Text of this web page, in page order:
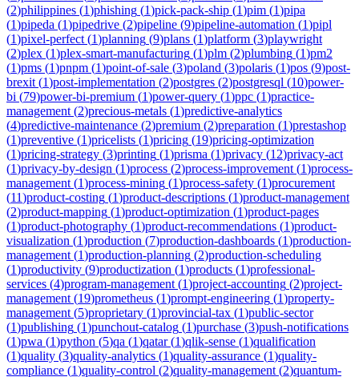
(2)philippines (1)phishing (1)pick-pack-ship (1)pim (1)pipa
(1)pipeda (1)pipedrive (2)pipeline (9)pipeline-automation (1)pipl
(1)pixel-perfect (1)planning (9)plans (1)platform (3)playwright
(2)plex (1)plex-smart-manufacturing (1)plm (2)plumbing (1)pm2
(1)pms (1)pnpm (1)point-of-sale (3)poland (3)polaris (1)pos (9)post-
brexit (1)post-implementation (2)postgres (2)postgresql (10)power-
bi (79)power-bi-premium (1)power-query (1)ppc (1)practice-
management (2)precious-metals (1)predictive-analytics
(4)predictive-maintenance (2)premium (2)preparation (1)prestashop
(1)preventive (1)pricelists (1)pricing (19)pricing-optimization
(1)pricing-strategy (3)printing (1)prisma (1)privacy (12)privacy-act
(1)privacy-by-design (1)process (2)process-improvement (1)process-
management (1)process-mining (1)process-safety (1)procurement
(11)product-costing (1)product-descriptions (1)product-management
(2)product-mapping (1)product-optimization (1)product-pages
(1)product-photography (1)product-recommendations (1)product-
visualization (1)production (7)production-dashboards (1)production-
management (1)production-planning (2)production-scheduling
(1)productivity (9)productization (1)products (1)professional-
services (4)program-management (1)project-accounting (2)project-
management (19)prometheus (1)prompt-engineering (1)property-
management (5)proprietary (1)provincial-tax (1)public-sector
(1)publishing (1)punchout-catalog (1)purchase (3)push-notifications
(1)pwa (1)python (5)qa (1)qatar(1)qlik-sense (1)qualification
(1)quality (3)quality-analytics (1)quality-assurance (1)quality-
compliance (1)quality-control (2)quality-management (2)quantum-